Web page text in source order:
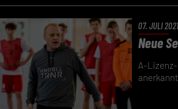
07. JULI 2021
Neue
A-